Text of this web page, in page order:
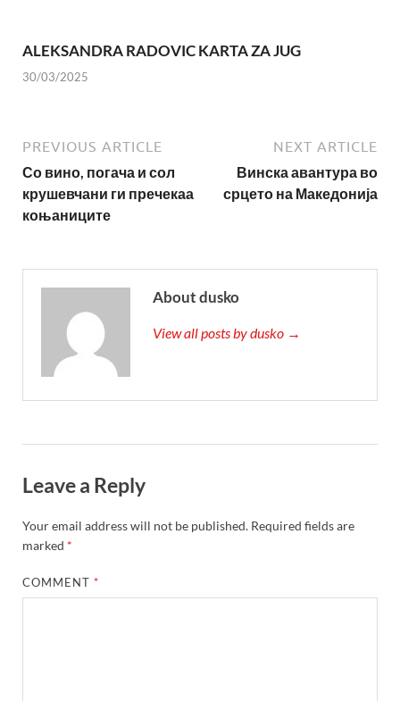
ALEKSANDRA RADOVIC KARTA ZA JUG
30/03/2025
PREVIOUS ARTICLE
Со вино, погача и сол
крушевчани ги пречекаа
коњаниците
NEXT ARTICLE
Винска авантура во
срцето на Македонија
About dusko
View all posts by dusko →
Leave a Reply
Your email address will not be published. Required fields are
marked *
COMMENT*